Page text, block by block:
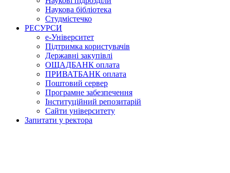
Наукова бібліотека
Студмістечко
РЕСУРСИ
е-Університет
Підтримка користувачів
Державні закупівлі
ОЩАДБАНК оплата
ПРИВАТБАНК оплата
Поштовий сервер
Програмне забезпечення
Інституційний репозитарій
Сайти університету
Запитати у ректора